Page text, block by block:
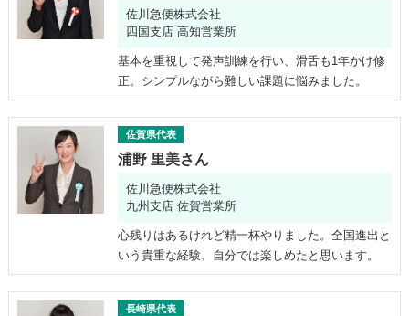
佐川急便株式会社
四国支店 高知営業所
基本を重視して発声訓練を行い、滑舌も1年かけ修
正。シンプルながら難しい課題に悩みました。
佐賀県代表
浦野 里美さん
佐川急便株式会社
九州支店 佐賀営業所
心残りはあるけれど精一杯やりました。全国進出と
いう貴重な経験、自分では楽しめたと思います。
長崎県代表